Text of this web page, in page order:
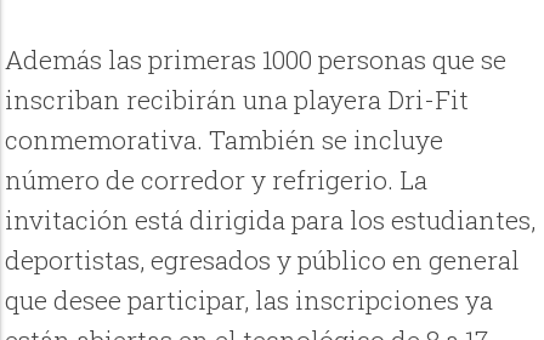
Además las primeras 1000 personas que se
inscriban recibirán una playera Dri-Fit
conmemorativa. También se incluye
número de corredor y refrigerio. La
invitación está dirigida para los estudiantes,
deportistas, egresados y público en general
que desee participar, las inscripciones ya